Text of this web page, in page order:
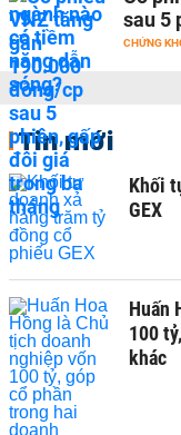
sau 5
CHỨNG
Tin mới
Khối
GEX
Huấn
100
khác